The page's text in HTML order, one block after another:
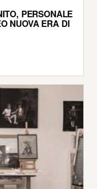
PERSONALE
NUOVA ERA DI